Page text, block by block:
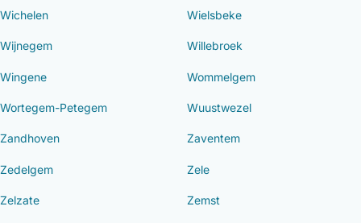
Wichelen Wielsbeke
Wijnegem Willebroek
Wingene Wommelgem
Wortegem-Petegem Wuustwezel
Zandhoven Zaventem
Zedelgem Zele
Zelzate Zemst